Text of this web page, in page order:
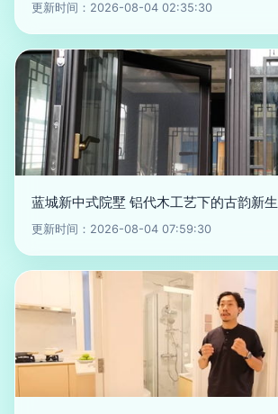
更新时间：2026-08-04 02:35:30
蓝城新中式院墅 铝代木工艺下的古韵新生
更新时间：2026-08-04 07:59:30